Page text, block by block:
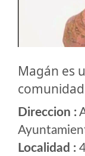
Magán es
Direccion :
Localidad :